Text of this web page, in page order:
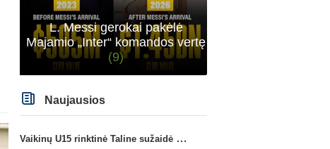
L. Messi gerokai pakėlė
Majamio „Inter“ komandos vertę
(9)
Naujausios
Vaikinų U15 rinktinė Taline sužaidė pirmąsias kontrolines rungtynes